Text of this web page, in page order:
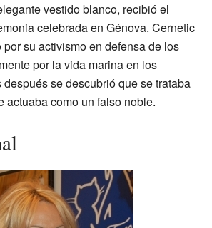
vestido blanco, recibió el
celebrada en Génova. Cernetic
su activismo en defensa de los
por la vida marina en los
se descubrió que se trataba
actuaba como un falso noble.